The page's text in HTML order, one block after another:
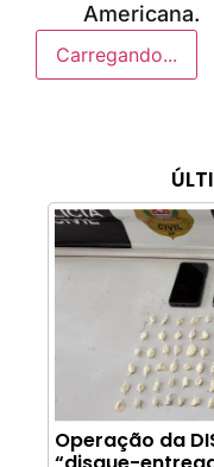
Operação da
Americana.
Carregando...